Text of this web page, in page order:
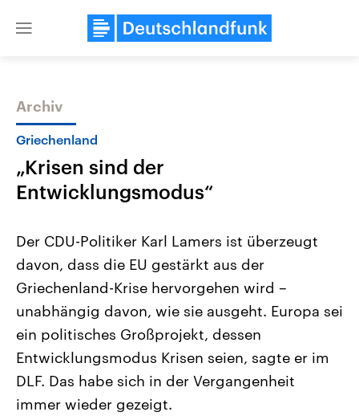
Close
Themen
Landtagswahl Sachsen-Anhalt
2026
Alle Informationen
Sachsen-Anhalt wählt am 6.
September 2026 einen neuen
Landtag. Seit 2021 wird das
Bundesland von einer Koalition aus
CDU, SPD und FDP regiert.-
Umfragen, Prognosen,
Wahlprogramme, aktuelle Berichte
und Hintergründe zu den Parteien
USA
Aktuelle Beiträge,
Hintergründe
Wirtschaftlich und
gehören die Vereinigten
den mächtigsten Ländern
mit großem Einfluss auf
aktuelle Weltgeschehen.
Sendungen Programm
Archiv
Griechenland
„Krisen sind der
Entwicklungsmodus“
Der CDU-Politiker Karl Lamers ist überzeugt
davon, dass die EU gestärkt aus der
Griechenland-Krise hervorgehen wird –
unabhängig davon, wie sie ausgeht. Europa sei
ein politisches Großprojekt, dessen
Entwicklungsmodus Krisen seien, sagte er im
DLF. Das habe sich in der Vergangenheit
immer wieder gezeigt.